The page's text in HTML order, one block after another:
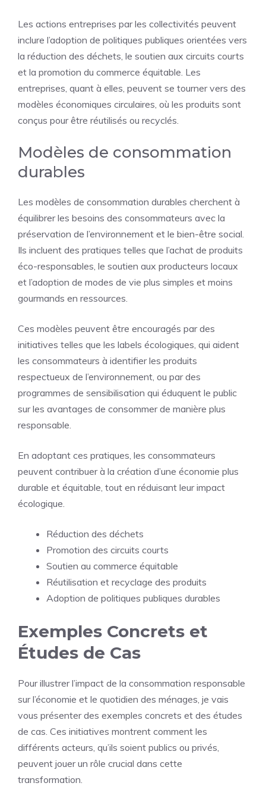
Les actions entreprises par les collectivités peuvent
inclure l’adoption de politiques publiques orientées vers
la réduction des déchets, le soutien aux circuits courts
et la promotion du commerce équitable. Les
entreprises, quant à elles, peuvent se tourner vers des
modèles économiques circulaires, où les produits sont
conçus pour être réutilisés ou recyclés.
Modèles de consommation
durables
Les modèles de consommation durables cherchent à
équilibrer les besoins des consommateurs avec la
préservation de l’environnement et le bien-être social.
Ils incluent des pratiques telles que l’achat de produits
éco-responsables, le soutien aux producteurs locaux
et l’adoption de modes de vie plus simples et moins
gourmands en ressources.
Ces modèles peuvent être encouragés par des
initiatives telles que les labels écologiques, qui aident
les consommateurs à identifier les produits
respectueux de l’environnement, ou par des
programmes de sensibilisation qui éduquent le public
sur les avantages de consommer de manière plus
responsable.
En adoptant ces pratiques, les consommateurs
peuvent contribuer à la création d’une économie plus
durable et équitable, tout en réduisant leur impact
écologique.
Réduction des déchets
Promotion des circuits courts
Soutien au commerce équitable
Réutilisation et recyclage des produits
Adoption de politiques publiques durables
Exemples Concrets et
Études de Cas
Pour illustrer l’impact de la consommation responsable
sur l’économie et le quotidien des ménages, je vais
vous présenter des exemples concrets et des études
de cas. Ces initiatives montrent comment les
différents acteurs, qu’ils soient publics ou privés,
peuvent jouer un rôle crucial dans cette
transformation.